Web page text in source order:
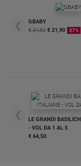
Chi
Registrati
Redazione
❮
GBABY
€ 34,80 € 21,90 37%
❮
LE GRANDI
- VOL DA 1 AL 5
€ 64,50